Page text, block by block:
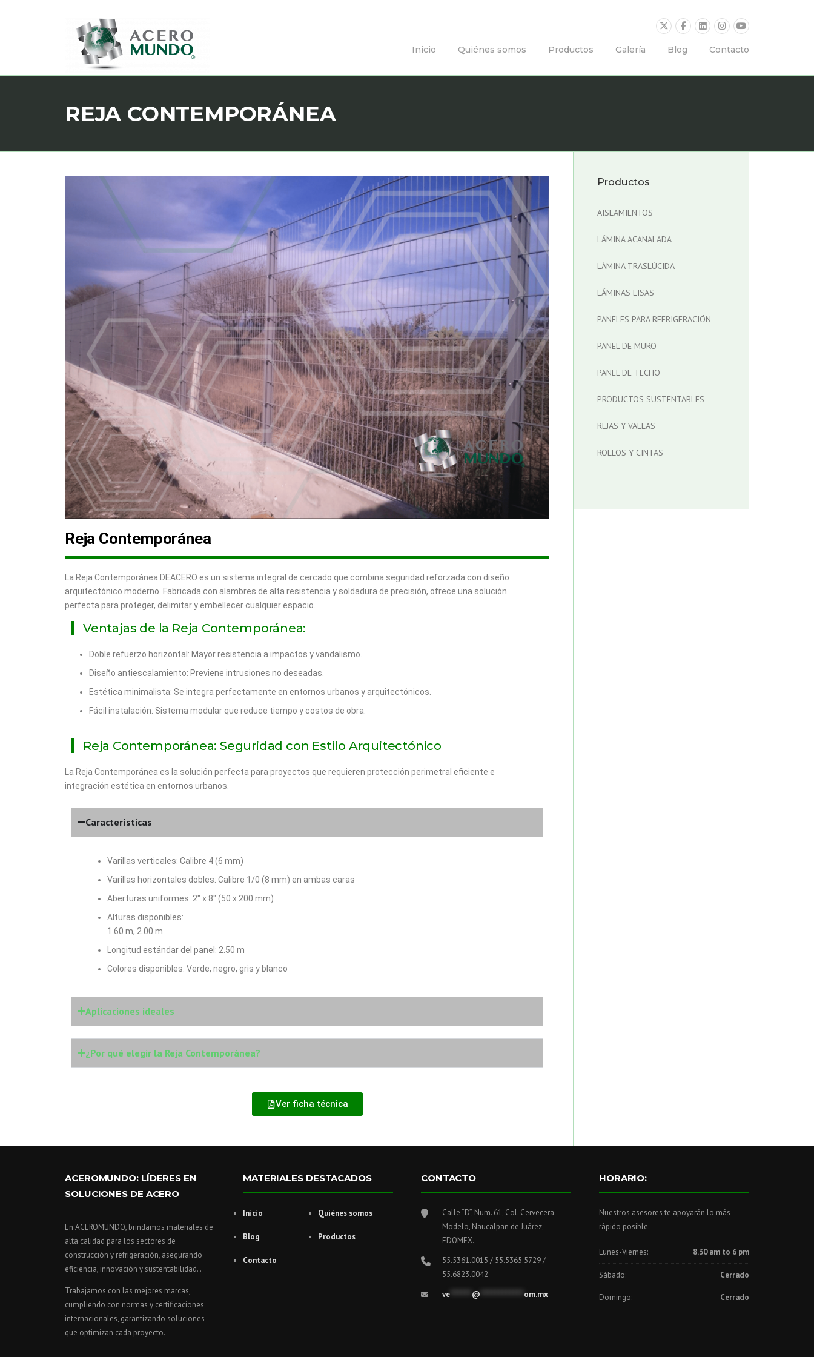
Inicio Quiénes somos Productos Galería Blog Contacto
REJA CONTEMPORÁNEA
Reja Contemporánea
La Reja Contemporánea DEACERO es un sistema integral de cercado que combina seguridad reforzada con diseño
arquitectónico moderno. Fabricada con alambres de alta resistencia y soldadura de precisión, ofrece una solución
perfecta para proteger, delimitar y embellecer cualquier espacio.
Ventajas de la Reja Contemporánea:
Doble refuerzo horizontal: Mayor resistencia a impactos y vandalismo.
Diseño antiescalamiento: Previene intrusiones no deseadas.
Estética minimalista: Se integra perfectamente en entornos urbanos y arquitectónicos.
Fácil instalación: Sistema modular que reduce tiempo y costos de obra.
Reja Contemporánea: Seguridad con Estilo Arquitectónico
La Reja Contemporánea es la solución perfecta para proyectos que requieren protección perimetral eficiente e
integración estética en entornos urbanos.
Características
Varillas verticales: Calibre 4 (6 mm)
Varillas horizontales dobles: Calibre 1/0 (8 mm) en ambas caras
Aberturas uniformes: 2″ x 8″ (50 x 200 mm)
Alturas disponibles:
1.60 m, 2.00 m
Longitud estándar del panel: 2.50 m
Colores disponibles: Verde, negro, gris y blanco
Aplicaciones ideales
¿Por qué elegir la Reja Contemporánea?
Ver ficha técnica
Productos
AISLAMIENTOS
LÁMINA ACANALADA
LÁMINA TRASLÚCIDA
LÁMINAS LISAS
PANELES PARA REFRIGERACIÓN
PANEL DE MURO
PANEL DE TECHO
PRODUCTOS SUSTENTABLES
REJAS Y VALLAS
ROLLOS Y CINTAS
ACEROMUNDO: LÍDERES EN
SOLUCIONES DE ACERO
En ACEROMUNDO, brindamos materiales de
alta calidad para los sectores de
construcción y refrigeración, asegurando
eficiencia, innovación y sustentabilidad. .
Trabajamos con las mejores marcas,
cumpliendo con normas y certificaciones
internacionales, garantizando soluciones
que optimizan cada proyecto.
MATERIALES DESTACADOS
Inicio Quiénes somos
Blog Productos
Contacto
CONTACTO
Calle “D”, Num. 61, Col. Cervecera
Modelo, Naucalpan de Juárez,
EDOMEX.
55.5361.0015 / 55.5365.5729 /
55.6823.0042
ve****** @ om.mx
HORARIO:
Nuestros asesores te apoyarán lo más
rápido posible.
Lunes-Viernes: 8.30 am to 6 pm
Sábado: Cerrado
Domingo: Cerrado